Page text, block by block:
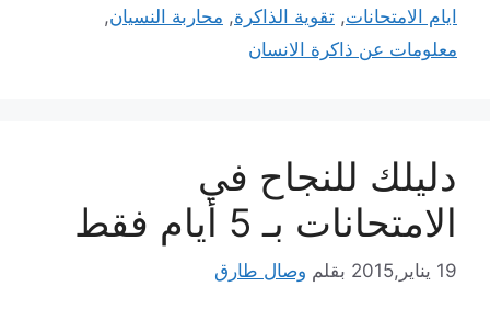
ايام الامتحانات, تقوية الذاكرة, محاربة النسيان,
معلومات عن ذاكرة الانسان
دليلك للنجاح في
الامتحانات بـ 5 أيام فقط
19 يناير,2015 بقلم وصال طارق